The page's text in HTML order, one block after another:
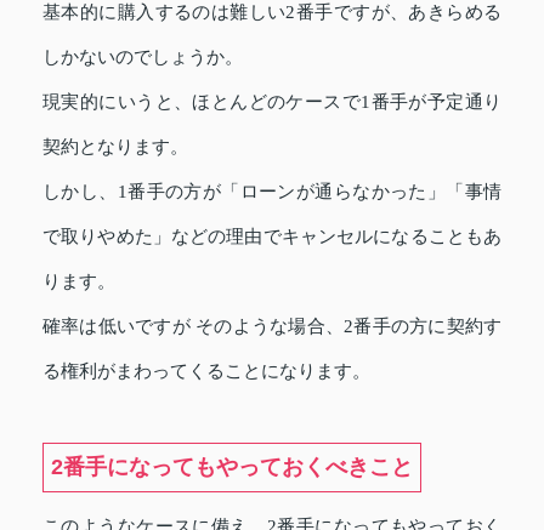
基本的に購入するのは難しい2番手ですが、あきらめる
しかないのでしょうか。
現実的にいうと、ほとんどのケースで1番手が予定通り
契約となります。
しかし、1番手の方が「ローンが通らなかった」「事情
で取りやめた」などの理由でキャンセルになることもあ
ります。
確率は低いですが そのような場合、2番手の方に契約す
る権利がまわってくることになります。
2番手になってもやっておくべきこと